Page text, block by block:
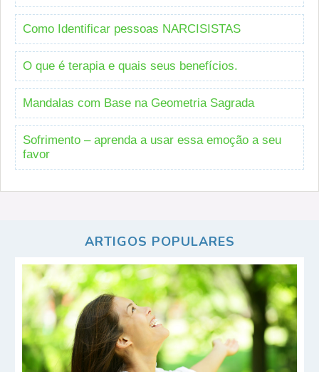
Como Identificar pessoas NARCISISTAS
O que é terapia e quais seus benefícios.
Mandalas com Base na Geometria Sagrada
Sofrimento – aprenda a usar essa emoção a seu
favor
ARTIGOS POPULARES